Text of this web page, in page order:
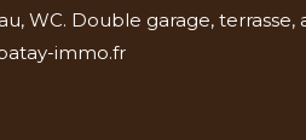
WC. Double garage,
immo.fr